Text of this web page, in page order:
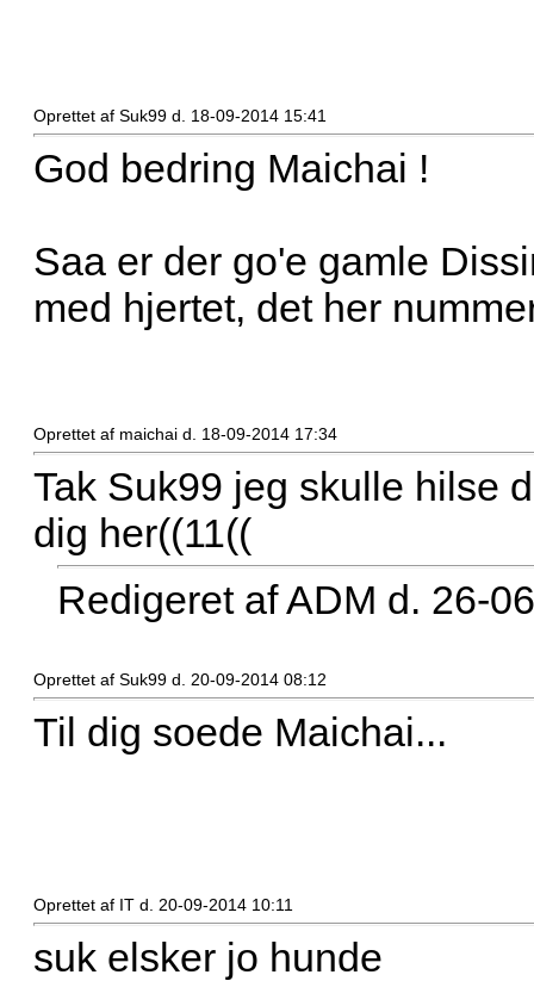
Oprettet af Suk99 d. 18-09-2014 15:41
God bedring Maichai !
Saa er der go'e gamle
med hjertet, det her
Oprettet af maichai d. 18-09-2014 17:34
Tak Suk99 jeg skulle hilse
dig her((11((
Redigeret af ADM d. 26-
Oprettet af Suk99 d. 20-09-2014 08:12
Til dig soede Maichai...
Oprettet af IT d. 20-09-2014 10:11
suk elsker jo hunde